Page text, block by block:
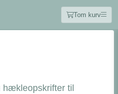
Tom kurv
hækleopskrifter til